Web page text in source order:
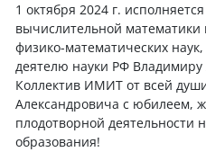
1 октября 2024 г.
вычислительной
физико-математических
деятелю науки РФ
Коллектив ИМИТ от всей
Александровича с юбилеем,
плодотворной деятельности
образования!